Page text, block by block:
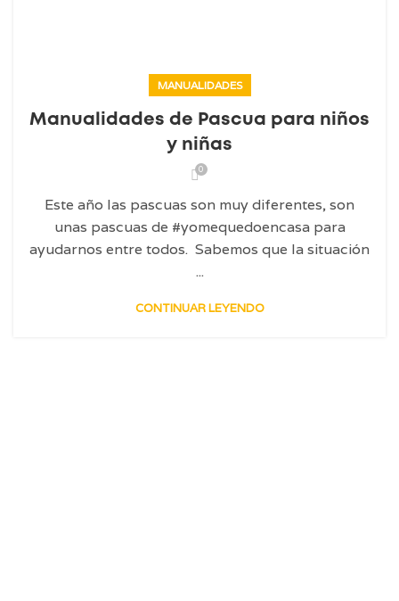
MANUALIDADES
Manualidades de Pascua para niños
y niñas
0
Este año las pascuas son muy diferentes, son
unas pascuas de #yomequedoencasa para
ayudarnos entre todos. Sabemos que la situación
...
CONTINUAR LEYENDO